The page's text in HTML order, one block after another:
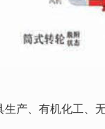
产、有机化工、